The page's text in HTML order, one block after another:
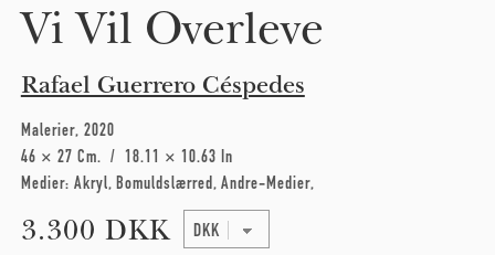
Vi Vil Overleve
Rafael Guerrero Céspedes
Malerier 2020
46 × 27 Cm
18.11 × 10.63 In
Medier: Akryl Bomuldslærred Andre-Medier
3.300 DKK